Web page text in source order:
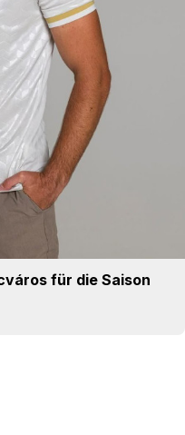
für die Saison